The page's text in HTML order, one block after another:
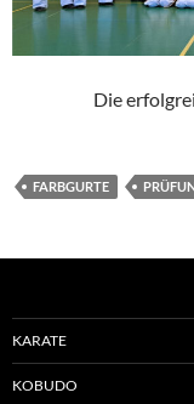
Die
FARBGURTE
KARATE
KOBUDO